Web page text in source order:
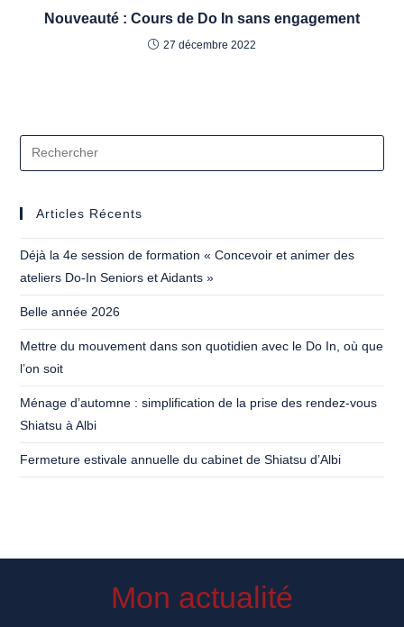
Nouveauté : Cours de Do In sans engagement
27 décembre 2022
Articles Récents
Déjà la 4e session de formation « Concevoir et animer des
ateliers Do-In Seniors et Aidants »
Belle année 2026
Mettre du mouvement dans son quotidien avec le Do In, où que
l’on soit
Ménage d’automne : simplification de la prise des rendez-vous
Shiatsu à Albi
Fermeture estivale annuelle du cabinet de Shiatsu d’Albi
Mon actualité